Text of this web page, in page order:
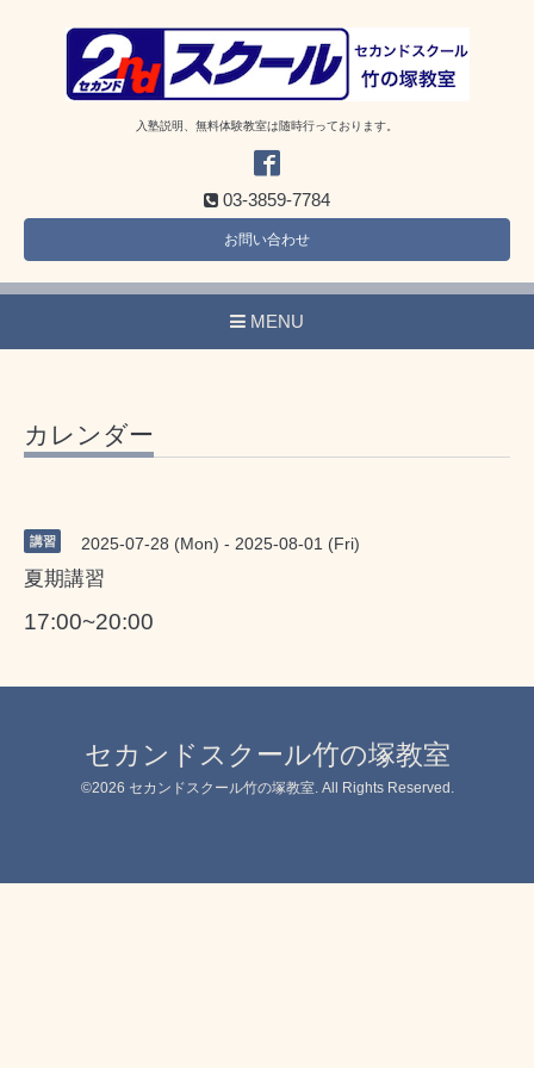
入塾説明、無料体験教室は随時行っております。
03-3859-7784
お問い合わせ
MENU
カレンダー
講習 2025-07-28 (Mon) - 2025-08-01 (Fri)
夏期講習
17:00~20:00
セカンドスクール竹の塚教室
©2026 セカンドスクール竹の塚教室. All Rights Reserved.